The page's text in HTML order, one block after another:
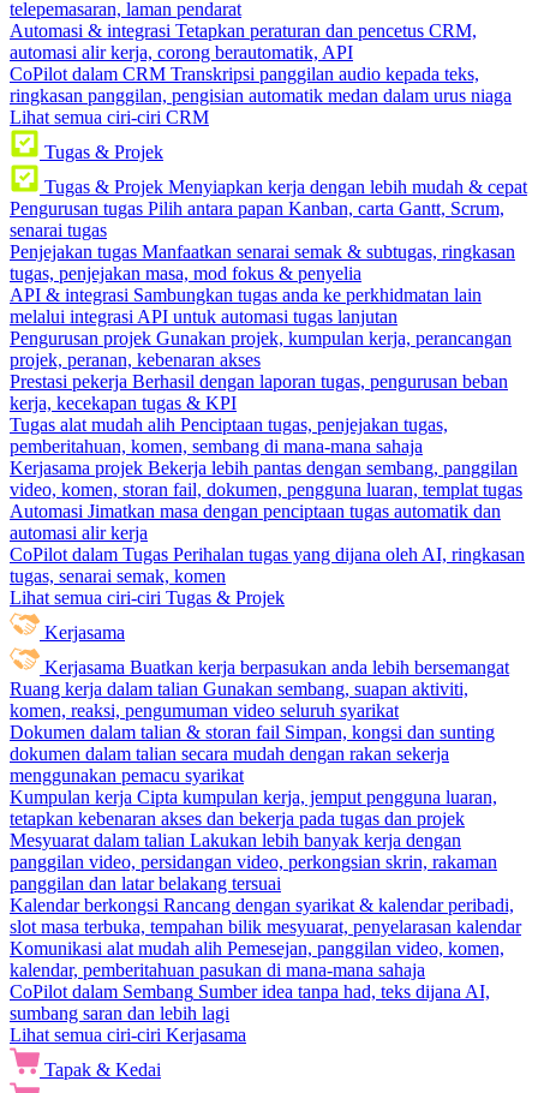
telepemasaran, laman pendarat
Automasi & integrasi Tetapkan peraturan dan pencetus CRM,
automasi alir kerja, corong berautomatik, API
CoPilot dalam CRM Transkripsi panggilan audio kepada teks,
ringkasan panggilan, pengisian automatik medan dalam urus niaga
Lihat semua ciri-ciri CRM
Tugas & Projek
Tugas & Projek Menyiapkan kerja dengan lebih mudah & cepat
Pengurusan tugas Pilih antara papan Kanban, carta Gantt, Scrum,
senarai tugas
Penjejakan tugas Manfaatkan senarai semak & subtugas, ringkasan
tugas, penjejakan masa, mod fokus & penyelia
API & integrasi Sambungkan tugas anda ke perkhidmatan lain
melalui integrasi API untuk automasi tugas lanjutan
Pengurusan projek Gunakan projek, kumpulan kerja, perancangan
projek, peranan, kebenaran akses
Prestasi pekerja Berhasil dengan laporan tugas, pengurusan beban
kerja, kecekapan tugas & KPI
Tugas alat mudah alih Penciptaan tugas, penjejakan tugas,
pemberitahuan, komen, sembang di mana-mana sahaja
Kerjasama projek Bekerja lebih pantas dengan sembang, panggilan
video, komen, storan fail, dokumen, pengguna luaran, templat tugas
Automasi Jimatkan masa dengan penciptaan tugas automatik dan
automasi alir kerja
CoPilot dalam Tugas Perihalan tugas yang dijana oleh AI, ringkasan
tugas, senarai semak, komen
Lihat semua ciri-ciri Tugas & Projek
Kerjasama
Kerjasama Buatkan kerja berpasukan anda lebih bersemangat
Ruang kerja dalam talian Gunakan sembang, suapan aktiviti,
komen, reaksi, pengumuman video seluruh syarikat
Dokumen dalam talian & storan fail Simpan, kongsi dan sunting
dokumen dalam talian secara mudah dengan rakan sekerja
menggunakan pemacu syarikat
Kumpulan kerja Cipta kumpulan kerja, jemput pengguna luaran,
tetapkan kebenaran akses dan bekerja pada tugas dan projek
Mesyuarat dalam talian Lakukan lebih banyak kerja dengan
panggilan video, persidangan video, perkongsian skrin, rakaman
panggilan dan latar belakang tersuai
Kalendar berkongsi Rancang dengan syarikat & kalendar peribadi,
slot masa terbuka, tempahan bilik mesyuarat, penyelarasan kalendar
Komunikasi alat mudah alih Pemesejan, panggilan video, komen,
kalendar, pemberitahuan pasukan di mana-mana sahaja
CoPilot dalam Sembang Sumber idea tanpa had, teks dijana AI,
sumbang saran dan lebih lagi
Lihat semua ciri-ciri Kerjasama
Tapak & Kedai